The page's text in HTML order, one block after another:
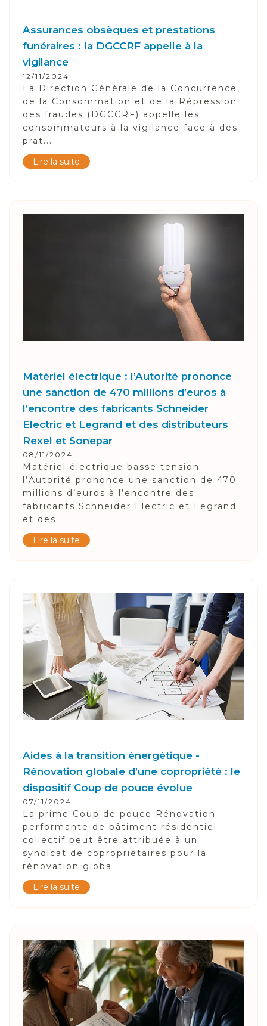
Assurances obsèques et prestations
funéraires : la DGCCRF appelle à la
vigilance
12/11/2024
La Direction Générale de la Concurrence,
de la Consommation et de la Répression
des fraudes (DGCCRF) appelle les
consommateurs à la vigilance face à des
prat...
Lire la suite
Matériel électrique : l’Autorité prononce
une sanction de 470 millions d’euros à
l’encontre des fabricants Schneider
Electric et Legrand et des distributeurs
Rexel et Sonepar
08/11/2024
Matériel électrique basse tension :
l’Autorité prononce une sanction de 470
millions d’euros à l’encontre des
fabricants Schneider Electric et Legrand
et des...
Lire la suite
Aides à la transition énergétique -
Rénovation globale d’une copropriété : le
dispositif Coup de pouce évolue
07/11/2024
La prime Coup de pouce Rénovation
performante de bâtiment résidentiel
collectif peut être attribuée à un
syndicat de copropriétaires pour la
rénovation globa...
Lire la suite